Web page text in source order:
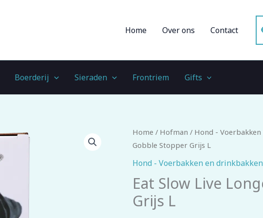
Home Over ons Contact
Boerderij Sieraden Frontriem Gifts
Home / Hofman / Hond -
Gobble Stopper Grijs L
Hond - Voerbakken en drinkbakken
Eat Slow Live
Grijs L
Eat
Slow
Live
Gobble
Stopper